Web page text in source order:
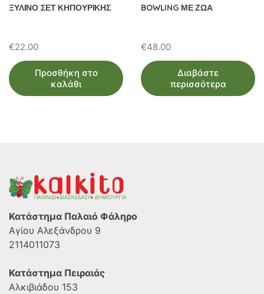
ΞΥΛΙΝΟ ΣΕΤ ΚΗΠΟΥΡΙΚΗΣ
€22.00
Προσθήκη στο
καλάθι
BOWLING ΜΕ ΖΩΑ
€48.00
Διαβάστε
περισσότερα
Κατάστημα Παλαιό Φάληρο
Αγίου Αλεξάνδρου 9
2114011073
Κατάστημα Πειραιάς
Αλκιβιάδου 153